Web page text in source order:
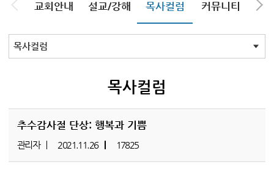
교회안내 설교/강해 목사컬럼 커뮤니티 기
목사컬럼
목사컬럼
추수감사절 단상: 행복과 기쁨
관리자 2021.11.26 17825